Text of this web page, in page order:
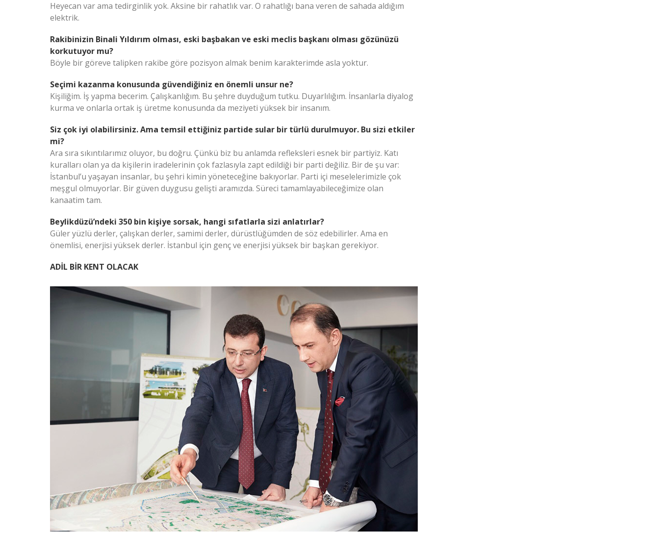
Heyecan var ama tedirginlik yok. Aksine bir rahatlık var. O rahatlığı bana veren de sahada aldığım
elektrik.
Rakibinizin Binali Yıldırım olması, eski başbakan ve eski meclis başkanı olması gözünüzü
korkutuyor mu?
Böyle bir göreve talipken rakibe göre pozisyon almak benim karakterimde asla yoktur.
Seçimi kazanma konusunda güvendiğiniz en önemli unsur ne?
Kişiliğim. İş yapma becerim. Çalışkanlığım. Bu şehre duyduğum tutku. Duyarlılığım. İnsanlarla diyalog
kurma ve onlarla ortak iş üretme konusunda da meziyeti yüksek bir insanım.
Siz çok iyi olabilirsiniz. Ama temsil ettiğiniz partide sular bir türlü durulmuyor. Bu sizi etkiler
mi?
Ara sıra sıkıntılarımız oluyor, bu doğru. Çünkü biz bu anlamda refleksleri esnek bir partiyiz. Katı
kuralları olan ya da kişilerin iradelerinin çok fazlasıyla zapt edildiği bir parti değiliz. Bir de şu var:
İstanbul’u yaşayan insanlar, bu şehri kimin yöneteceğine bakıyorlar. Parti içi meselelerimizle çok
meşgul olmuyorlar. Bir güven duygusu gelişti aramızda. Süreci tamamlayabileceğimize olan
kanaatim tam.
Beylikdüzü’ndeki 350 bin kişiye sorsak, hangi sıfatlarla sizi anlatırlar?
Güler yüzlü derler, çalışkan derler, samimi derler, dürüstlüğümden de söz edebilirler. Ama en
önemlisi, enerjisi yüksek derler. İstanbul için genç ve enerjisi yüksek bir başkan gerekiyor.
ADİL BİR KENT OLACAK